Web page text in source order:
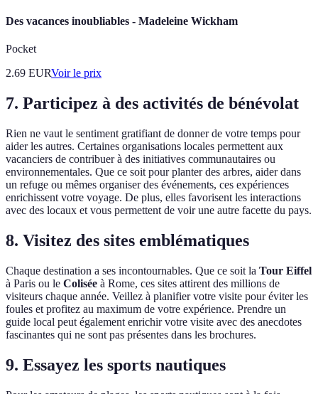
Des vacances inoubliables - Madeleine Wickham
Pocket
2.69 EURVoir le prix
7. Participez à des activités de bénévolat
Rien ne vaut le sentiment gratifiant de donner de votre temps pour
aider les autres. Certaines organisations locales permettent aux
vacanciers de contribuer à des initiatives communautaires ou
environnementales. Que ce soit pour planter des arbres, aider dans
un refuge ou mêmes organiser des événements, ces expériences
enrichissent votre voyage. De plus, elles favorisent les interactions
avec des locaux et vous permettent de voir une autre facette du pays.
8. Visitez des sites emblématiques
Chaque destination a ses incontournables. Que ce soit la Tour Eiffel
à Paris ou le Colisée à Rome, ces sites attirent des millions de
visiteurs chaque année. Veillez à planifier votre visite pour éviter les
foules et profitez au maximum de votre expérience. Prendre un
guide local peut également enrichir votre visite avec des anecdotes
fascinantes qui ne sont pas présentes dans les brochures.
9. Essayez les sports nautiques